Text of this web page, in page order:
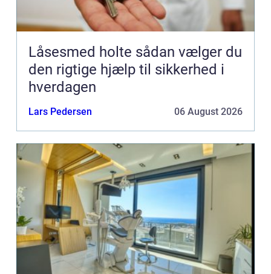
Låsesmed holte sådan vælger du
den rigtige hjælp til sikkerhed i
hverdagen
Lars Pedersen 06 August 2026